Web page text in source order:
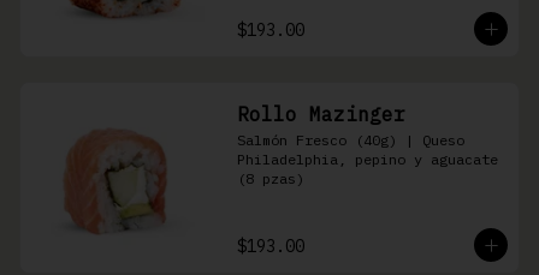
$193.00
Rollo Mazinger
Salmón Fresco (40g) | Queso
Philadelphia, pepino y aguacate
(8 pzas)
$193.00